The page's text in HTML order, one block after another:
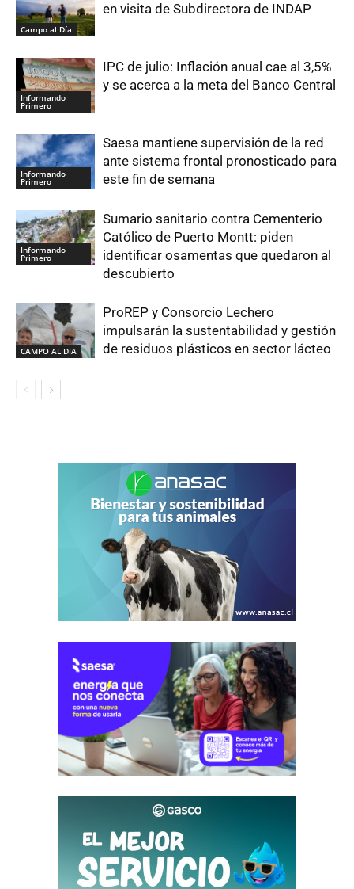
Campo al Día
en visita de Subdirectora de INDAP
Informando
Primero
IPC de julio: Inflación anual cae al 3,5%
y se acerca a la meta del Banco Central
Informando
Primero
Saesa mantiene supervisión de la red
ante sistema frontal pronosticado para
este fin de semana
Informando
Primero
Sumario sanitario contra Cementerio
Católico de Puerto Montt: piden
identificar osamentas que quedaron al
descubierto
CAMPO AL DIA
ProREP y Consorcio Lechero
impulsarán la sustentabilidad y gestión
de residuos plásticos en sector lácteo